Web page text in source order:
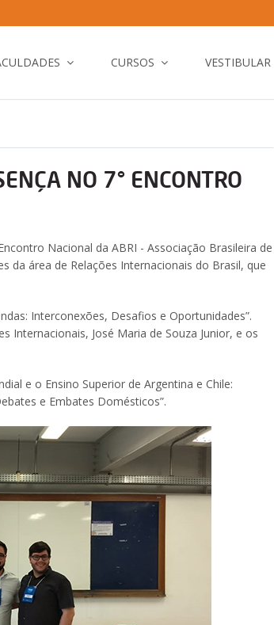
CURSOS VESTIBULAR
NO 7° ENCONTRO
Nacional da ABRI - Associação Brasileira de
da área de Relações Internacionais do Brasil, que
Interconexões, Desafios e Oportunidades”.
Internacionais, José Maria de Souza Junior, e os
e o Ensino Superior de Argentina e Chile:
e Embates Domésticos”.